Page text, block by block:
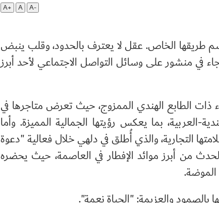
A+
A A-
طريقها الخاص. عقل لا يعترف بالحدود، وقلب ينبض
في منشور على وسائل التواصل الاجتماعي لأحد أبرز
ذات الطابع الهندي الممزوج، حيث تعرض متاجرها في
العربية، بما يعكس رؤيتها الجمالية المميزة. وأما
التجارية، والذي أُطلق في دلهي خلال فعالية "دعوة
من أبرز موائد الإفطار في العاصمة، حيث يحضره
الموضة.
بالصمود والعزيمة: "الحياة نعمة".